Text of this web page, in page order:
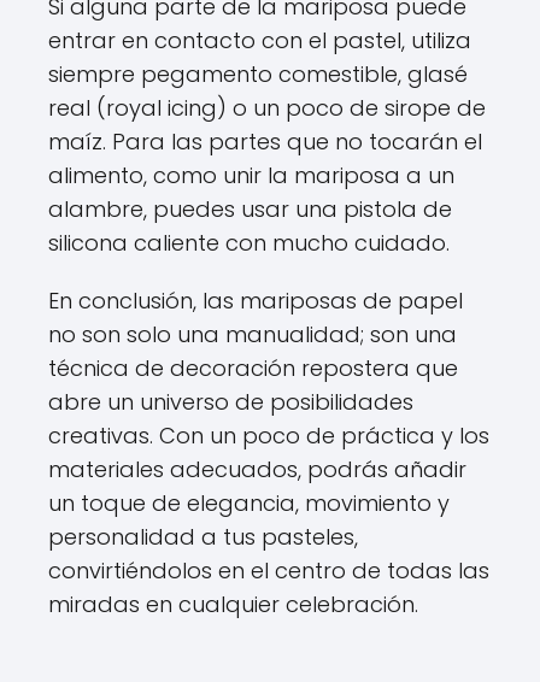
Si alguna parte de la mariposa puede
entrar en contacto con el pastel, utiliza
siempre pegamento comestible, glasé
real (royal icing) o un poco de sirope de
maíz. Para las partes que no tocarán el
alimento, como unir la mariposa a un
alambre, puedes usar una pistola de
silicona caliente con mucho cuidado.
En conclusión, las mariposas de papel
no son solo una manualidad; son una
técnica de decoración repostera que
abre un universo de posibilidades
creativas. Con un poco de práctica y los
materiales adecuados, podrás añadir
un toque de elegancia, movimiento y
personalidad a tus pasteles,
convirtiéndolos en el centro de todas las
miradas en cualquier celebración.